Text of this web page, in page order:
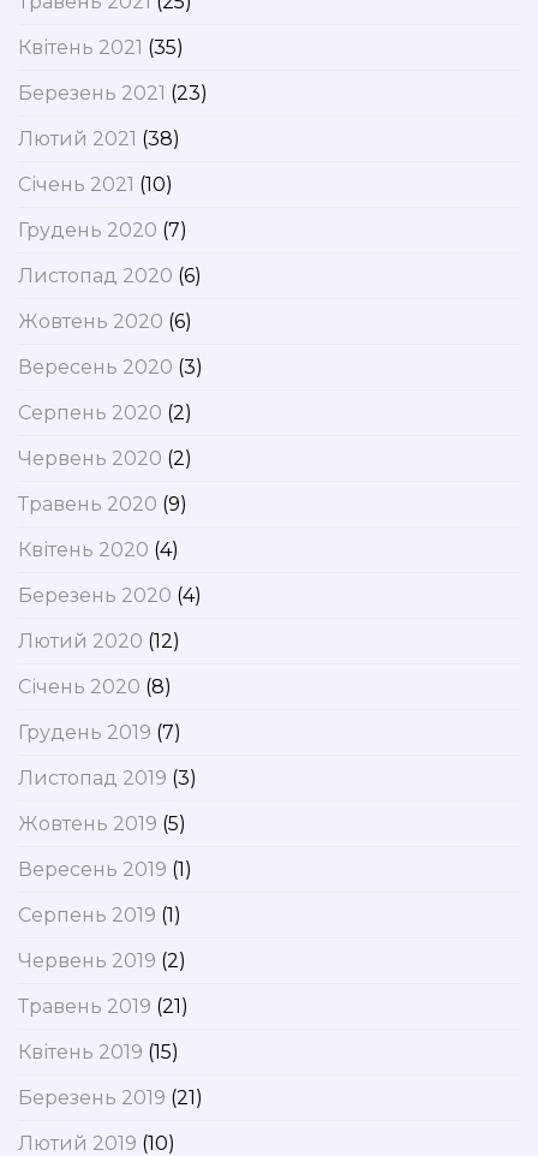
Квітень 2021 (35)
Березень 2021 (23)
Лютий 2021 (38)
Січень 2021 (10)
Грудень 2020 (7)
Листопад 2020 (6)
Жовтень 2020 (6)
Вересень 2020 (3)
Серпень 2020 (2)
Червень 2020 (2)
Травень 2020 (9)
Квітень 2020 (4)
Березень 2020 (4)
Лютий 2020 (12)
Січень 2020 (8)
Грудень 2019 (7)
Листопад 2019 (3)
Жовтень 2019 (5)
Вересень 2019 (1)
Серпень 2019 (1)
Червень 2019 (2)
Травень 2019 (21)
Квітень 2019 (15)
Березень 2019 (21)
Лютий 2019 (10)